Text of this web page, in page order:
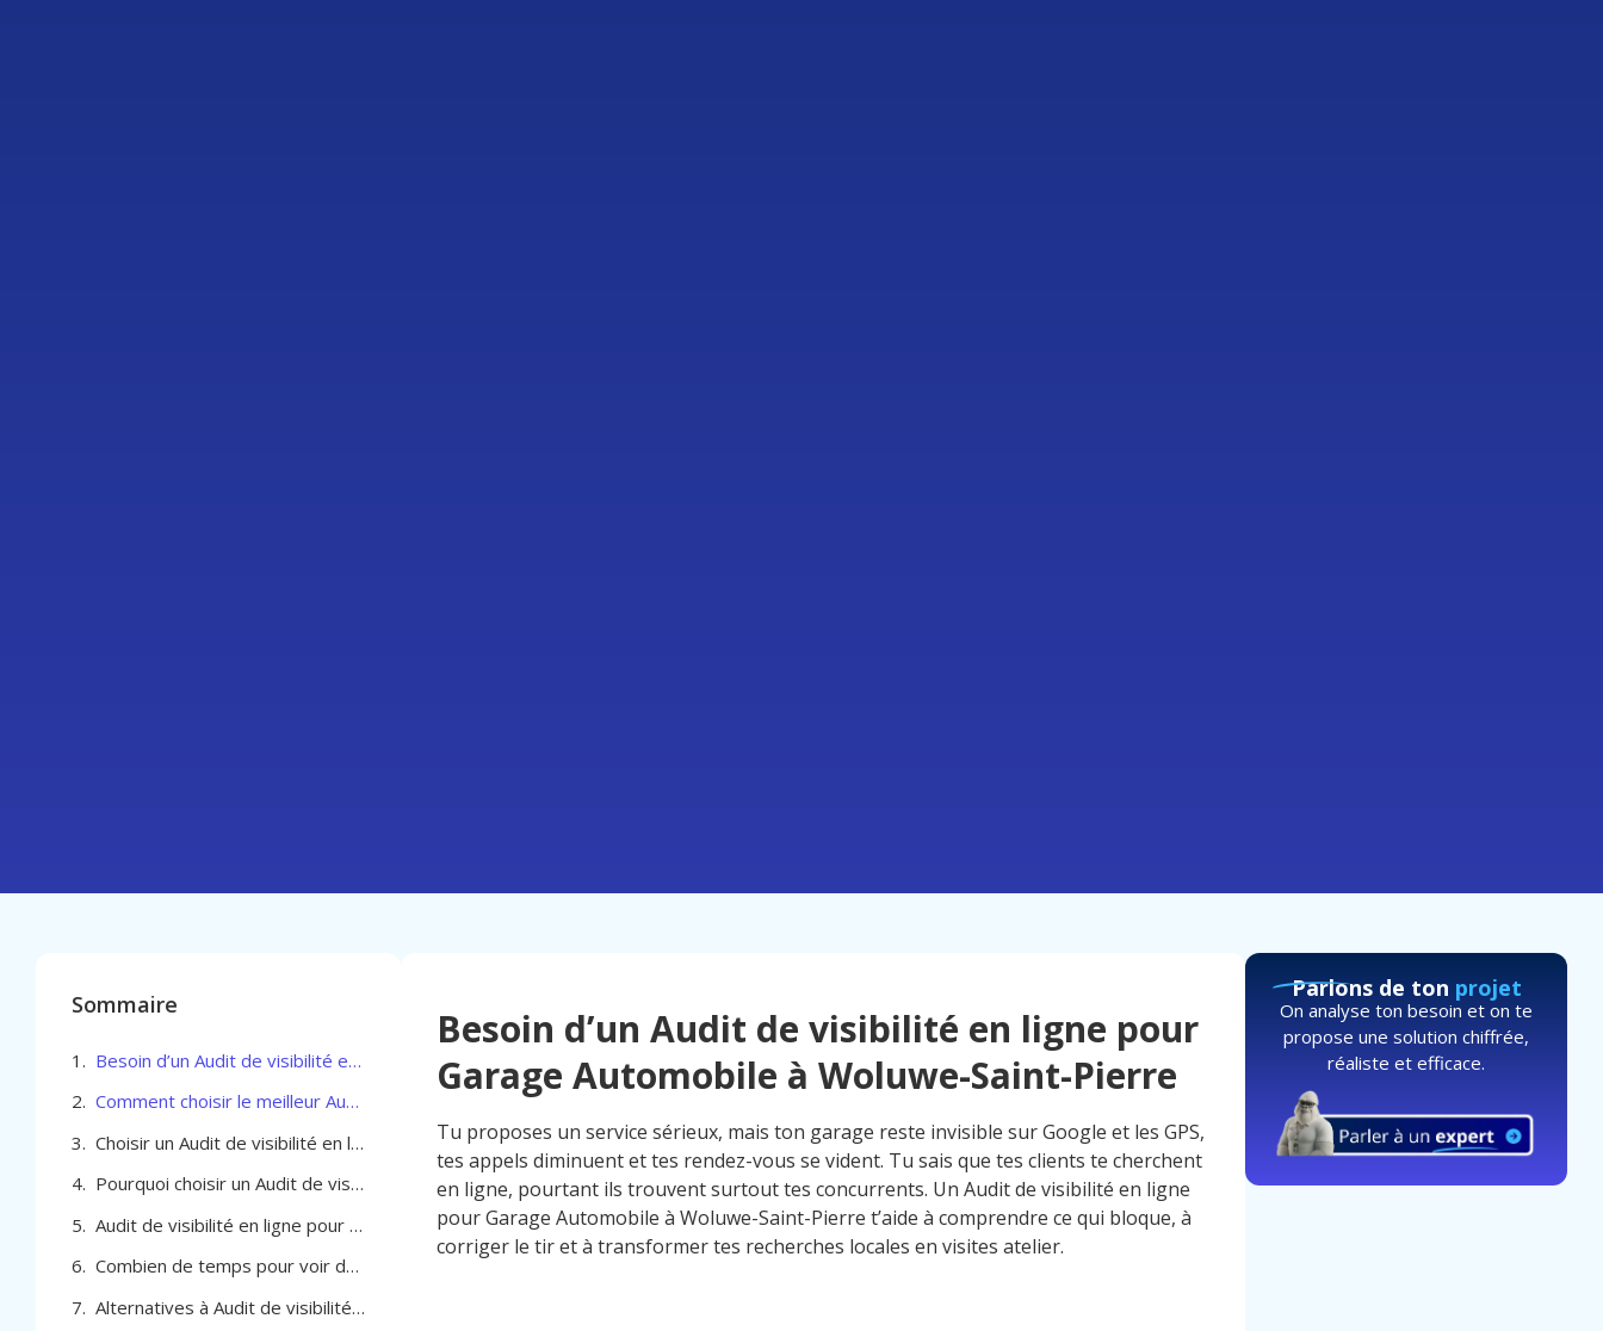
Sommaire
Besoin d’un Audit de visibilité en ligne pour Garage Automobile à Woluwe-Saint-Pierre
Comment choisir le meilleur Audit de visibilité en ligne pour Garage Automobile à Woluwe-Saint-Pierre
Choisir un Audit de visibilité en ligne pour Garage Automobile à Woluwe-Saint-Pierre
Pourquoi choisir un Audit de visibilité en ligne pour Garage Automobile à Woluwe-Saint-Pierre
Audit de visibilité en ligne pour Garage Automobile à Woluwe-Saint-Pierre
Combien de temps pour voir des résultats avec un audit de visibilité en ligne
Alternatives à Audit de visibilité en ligne pour Garage Automobile à Woluwe-Saint-Pierre
Besoin d’un Audit de visibilité en ligne pour
Garage Automobile à Woluwe-Saint-Pierre
Tu proposes un service sérieux, mais ton garage reste invisible sur Google et les GPS,
tes appels diminuent et tes rendez-vous se vident. Tu sais que tes clients te cherchent
en ligne, pourtant ils trouvent surtout tes concurrents. Un Audit de visibilité en ligne
pour Garage Automobile à Woluwe-Saint-Pierre t’aide à comprendre ce qui bloque, à
corriger le tir et à transformer tes recherches locales en visites atelier.
Parlons de ton projet
On analyse ton besoin et on te
propose une solution chiffrée,
réaliste et efficace.